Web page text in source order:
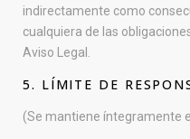
indirectamente como
cualquiera de las
Aviso Legal.
5. LÍMITE DE
(Se mantiene íntegramente